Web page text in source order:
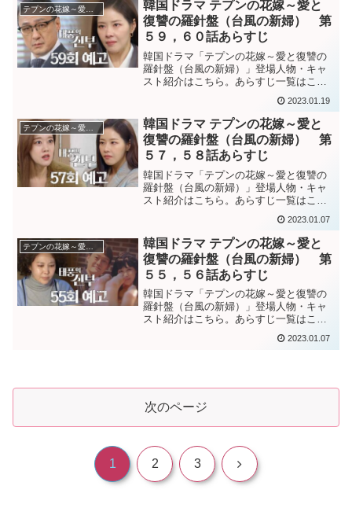
は提出するという条件...
テプンの花嫁～愛と復讐の羅針盤
韓国ドラマ テプンの花嫁～愛と
復讐の羅針盤（台風の新婦） 第
５９，６０話あらすじ
韓国ドラマ「テプンの花嫁～愛と復讐の
羅針盤（台風の新婦）」登場人物・キャ
スト紹介はこちら。あらすじ一覧はこち
讐の羅針盤（台風の新婦）」５９話あら
すじモヨンが拉致されたことを通報した
ソヨンだったが、警察では...
2023.01.19
テプンの花嫁～愛と復讐の羅針盤
韓国ドラマ テプンの花嫁～愛と
復讐の羅針盤（台風の新婦） 第
５７，５８話あらすじ
韓国ドラマ「テプンの花嫁～愛と復讐の
羅針盤（台風の新婦）」登場人物・キャ
スト紹介はこちら。あらすじ一覧はこち
讐の羅針盤（台風の新婦）」第５７話あ
らすじ記憶喪失のままのフリをしてヨン
ジャと話すモヨン。”私が...
2023.01.07
テプンの花嫁～愛と復讐の羅針盤
韓国ドラマ テプンの花嫁～愛と
復讐の羅針盤（台風の新婦） 第
５５，５６話あらすじ
韓国ドラマ「テプンの花嫁～愛と復讐の
羅針盤（台風の新婦）」登場人物・キャ
スト紹介はこちら。あらすじ一覧はこち
ら。韓国ドラマ「テプンの花嫁～愛と復
讐の羅針盤（台風の新婦）」第５５話あ
2023.01.07
次のページ
1 2 3 次